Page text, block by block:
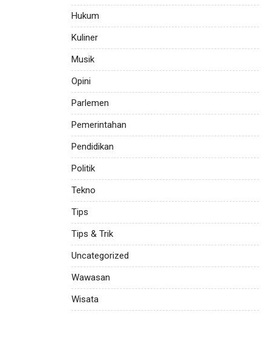
Hukum
Kuliner
Musik
Opini
Parlemen
Pemerintahan
Pendidikan
Politik
Tekno
Tips
Tips & Trik
Uncategorized
Wawasan
Wisata